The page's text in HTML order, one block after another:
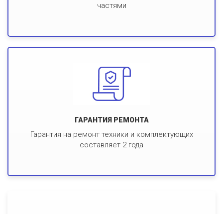
частями
ГАРАНТИЯ РЕМОНТА
Гарантия на ремонт техники и комплектующих
составляет 2 года